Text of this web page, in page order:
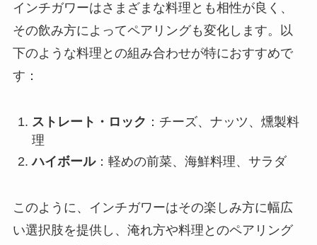
インチガワーはさまざまな料理とも相性が良く、
その飲み方によってペアリングも変化します。以
下のような料理との組み合わせが特におすすめで
す：
ストレート・ロック ：チーズ、ナッツ、燻製料
理
ハイボール：軽めの前菜、海鮮料理、サラダ
このように、インチガワーはその楽しみ方に幅広
い選択肢を提供し、淹れ方や料理とのペアリング